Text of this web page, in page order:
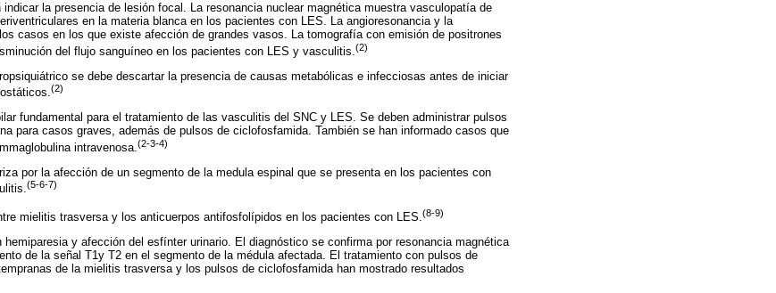
indicar la presencia de lesión focal. La resonancia nuclear magnética muestra vasculopatía de
en la materia blanca en los pacientes con LES. La angioresonancia y la
casos en los que existe afección de grandes vasos. La tomografía con emisión de positrones
del flujo sanguíneo en los pacientes con LES y vasculitis. (2)
se debe descartar la presencia de causas metabólicas e infecciosas antes de iniciar
(2)
fundamental para el tratamiento de las vasculitis del SNC y LES. Se deben administrar pulsos
para casos graves, además de pulsos de ciclofosfamida. También se han informado casos que
intravenosa. (2-3-4)
por la afección de un segmento de la medula espinal que se presenta en los pacientes con
(5-6-7)
mielitis trasversa y los anticuerpos antifosfolípidos en los pacientes con LES. (8-9)
hemiparesia y afección del esfínter urinario. El diagnóstico se confirma por resonancia magnética
de la señal T1y T2 en el segmento de la médula afectada. El tratamiento con pulsos de
de la mielitis trasversa y los pulsos de ciclofosfamida han mostrado resultados